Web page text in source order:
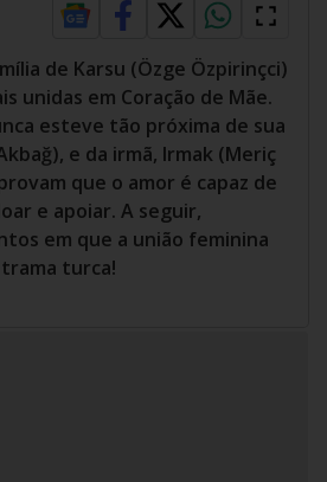
de Karsu (Özge Özpirinçci)
unidas em Coração de Mãe.
esteve tão próxima de sua
e da irmã, Irmak (Meriç
que o amor é capaz de
e apoiar. A seguir,
em que a união feminina
turca!